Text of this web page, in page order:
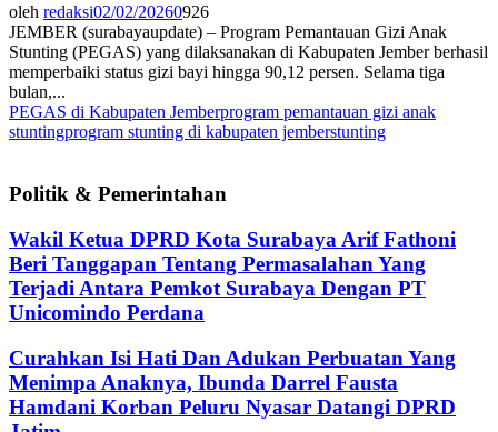
oleh redaksi02/02/20260926
JEMBER (surabayaupdate) – Program Pemantauan Gizi Anak
Stunting (PEGAS) yang dilaksanakan di Kabupaten Jember berhasil
memperbaiki status gizi bayi hingga 90,12 persen. Selama tiga
bulan,...
PEGAS di Kabupaten Jemberprogram pemantauan gizi anak
stuntingprogram stunting di kabupaten jemberstunting
Politik & Pemerintahan
Wakil Ketua DPRD Kota Surabaya Arif Fathoni
Beri Tanggapan Tentang Permasalahan Yang
Terjadi Antara Pemkot Surabaya Dengan PT
Unicomindo Perdana
Curahkan Isi Hati Dan Adukan Perbuatan Yang
Menimpa Anaknya, Ibunda Darrel Fausta
Hamdani Korban Peluru Nyasar Datangi DPRD